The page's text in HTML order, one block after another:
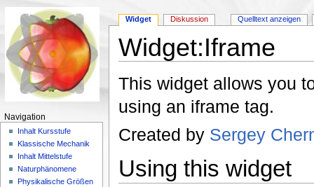
Widget:Iframe
This widget allows you
using an iframe tag.
Created by Sergey
Using this widget
Widget Diskussion Quelltext anzeigen
Navigation
Inhalt Kursstufe
Klassische Mechanik
Inhalt Mittelstufe
Naturphänomene
Physikalische Größen